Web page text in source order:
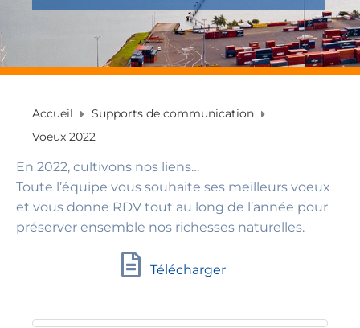
Accueil
Supports de communication
Voeux 2022
En 2022, cultivons nos liens…
Toute l’équipe vous souhaite ses meilleurs voeux
et vous donne RDV tout au long de l’année pour
préserver ensemble nos richesses naturelles.
Télécharger